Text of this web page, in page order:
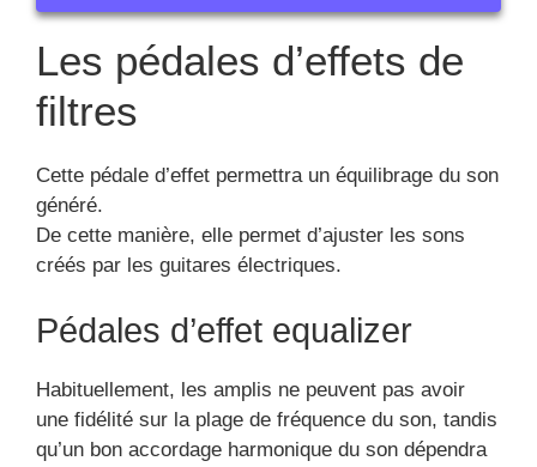
Les pédales d’effets de
filtres
Cette pédale d’effet permettra un équilibrage du son
généré.
De cette manière, elle permet d’ajuster les sons
créés par les guitares électriques.
Pédales d’effet equalizer
Habituellement, les amplis ne peuvent pas avoir
une fidélité sur la plage de fréquence du son, tandis
qu’un bon accordage harmonique du son dépendra